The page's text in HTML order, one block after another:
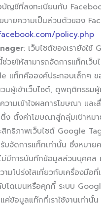
ญชีที่ลงทะเบียนกับ
บายความเป็นส่วนตัวของ
policy.php
: เว็บไซต์ของเรายังใช้
วยให้สามารถจัดการแท็กเว็บ
แท็กคือองค์ประกอบเล็กๆ ข
นผู้เข้าเว็บไซต์, ดูพฤติกรรม
วามเข้าใจผลการโฆษณา และ
ง ตั้งค่าโฆษณาสู่กลุ่มเป้าหม
ทธิภาพเว็บไซต์ Google
บจัดการแท็กเท่านั้น ซึ่งหมาย
ม่มีการบันทึกข้อมูลส่วนบุคคล
มโปร่งใสเกี่ยวกับเครื่องมือที่
บโดเมนหรือคุกกี้ ระบบ
ข้อมูลแท๊กที่เราใช้งานเท่านั้น